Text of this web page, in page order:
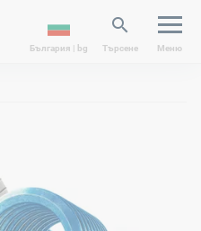
България | bg Търсене Меню